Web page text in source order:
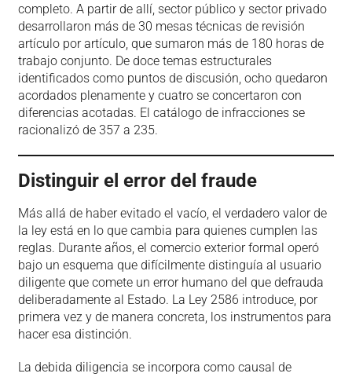
completo. A partir de allí, sector público y sector privado
desarrollaron más de 30 mesas técnicas de revisión
artículo por artículo, que sumaron más de 180 horas de
trabajo conjunto. De doce temas estructurales
identificados como puntos de discusión, ocho quedaron
acordados plenamente y cuatro se concertaron con
diferencias acotadas. El catálogo de infracciones se
racionalizó de 357 a 235.
Distinguir el error del fraude
Más allá de haber evitado el vacío, el verdadero valor de
la ley está en lo que cambia para quienes cumplen las
reglas. Durante años, el comercio exterior formal operó
bajo un esquema que difícilmente distinguía al usuario
diligente que comete un error humano del que defrauda
deliberadamente al Estado. La Ley 2586 introduce, por
primera vez y de manera concreta, los instrumentos para
hacer esa distinción.
La debida diligencia se incorpora como causal de